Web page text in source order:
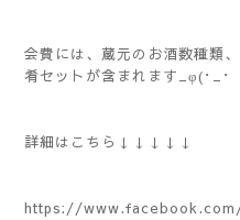
会費には、蔵元のお酒数種類
肴セットが含まれます_φ(･_･
詳細はこちら↓↓↓↓↓
https://